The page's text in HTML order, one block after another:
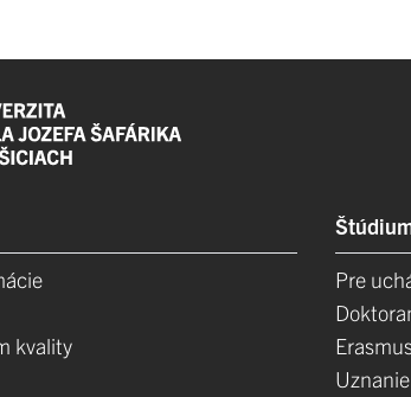
kvality
Pre